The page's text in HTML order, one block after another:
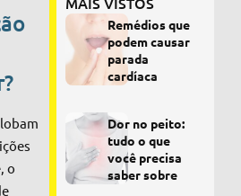
o
Remédios que
podem causar
parada
cardíaca
Dor no peito:
tudo o que
você precisa
saber sobre